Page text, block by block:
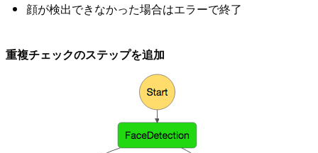
顔が検出できなかった場合はエラーで終了
重複チェックのステップを追加